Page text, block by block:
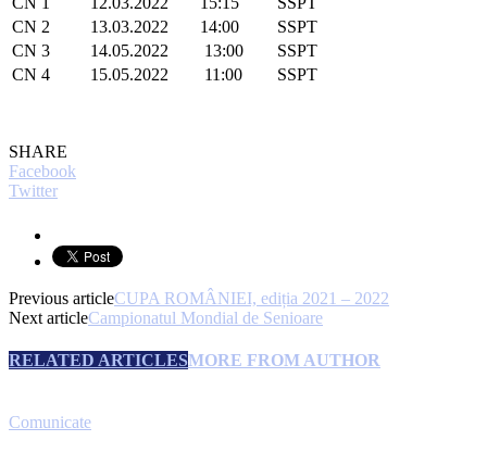
CN 2
13.03.2022 14:00
SSPT
CN 3
14.05.2022 13:00
SSPT
CN 4
15.05.2022 11:00 SSPT
SHARE
Facebook
Twitter
Previous articleCUPA ROMÂNIEI, ediția 2021 – 2022
Next articleCampionatul Mondial de Senioare
RELATED ARTICLESMORE FROM AUTHOR
Comunicate